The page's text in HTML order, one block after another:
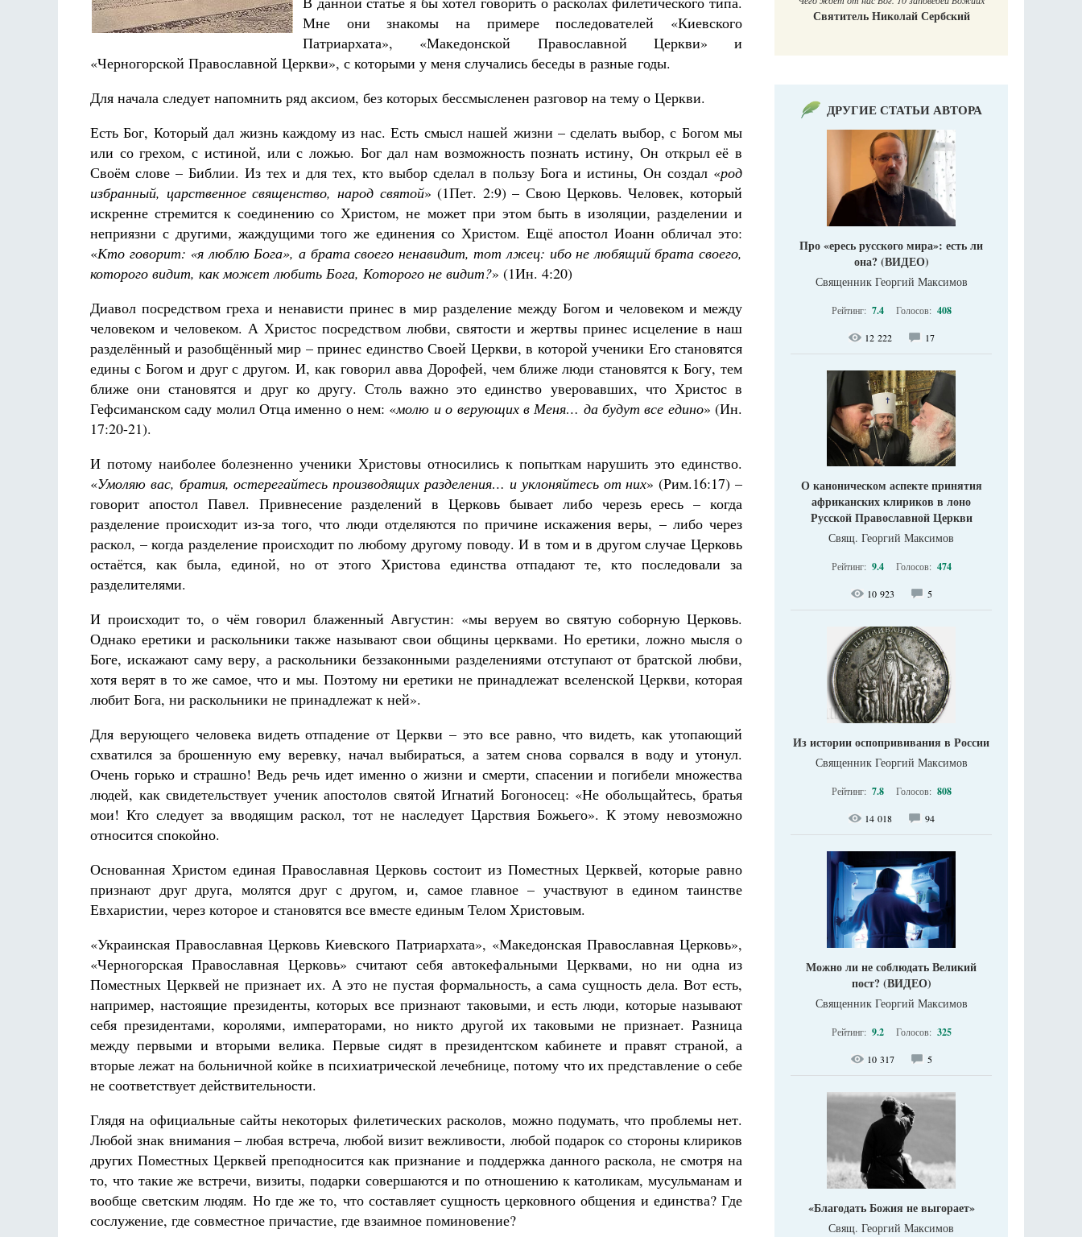
Мне они знакомы на примере последователей «Киевского
Патриархата», «Македонской Православной Церкви» и
«Черногорской Православной Церкви», с которыми у меня случались беседы в разные годы.
Для начала следует напомнить ряд аксиом, без которых бессмысленен разговор на тему о Церкви.
Есть Бог, Который дал жизнь каждому из нас. Есть смысл нашей жизни – сделать выбор, с Богом мы
или со грехом, с истиной, или с ложью. Бог дал нам возможность познать истину, Он открыл её в
Своём слове – Библии. Из тех и для тех, кто выбор сделал в пользу Бога и истины, Он создал «род
избранный, царственное священство, народ святой» (1Пет. 2:9) – Свою Церковь. Человек, который
искренне стремится к соединению со Христом, не может при этом быть в изоляции, разделении и
неприязни с другими, жаждущими того же единения со Христом. Ещё апостол Иоанн обличал это:
«Кто говорит: «я люблю Бога», а брата своего ненавидит, тот лжец: ибо не любящий брата своего,
которого видит, как может любить Бога, Которого не видит?» (1Ин. 4:20)
Диавол посредством греха и ненависти принес в мир разделение между Богом и человеком и между
человеком и человеком. А Христос посредством любви, святости и жертвы принес исцеление в наш
разделённый и разобщённый мир – принес единство Своей Церкви, в которой ученики Его становятся
едины с Богом и друг с другом. И, как говорил авва Дорофей, чем ближе люди становятся к Богу, тем
ближе они становятся и друг ко другу. Столь важно это единство уверовавших, что Христос в
Гефсиманском саду молил Отца именно о нем: «молю и о верующих в Меня… да будут все едино» (Ин.
17:20-21).
И потому наиболее болезненно ученики Христовы относились к попыткам нарушить это единство.
«Умоляю вас, братия, остерегайтесь производящих разделения… и уклоняйтесь от них» (Рим.16:17) –
говорит апостол Павел. Привнесение разделений в Церковь бывает либо черезь ересь – когда
разделение происходит из-за того, что люди отделяются по причине искажения веры, – либо через
раскол, – когда разделение происходит по любому другому поводу. И в том и в другом случае Церковь
остаётся, как была, единой, но от этого Христова единства отпадают те, кто последовали за
разделителями.
И происходит то, о чём говорил блаженный Августин: «мы веруем во святую соборную Церковь.
Однако еретики и раскольники также называют свои общины церквами. Но еретики, ложно мысля о
Боге, искажают саму веру, а раскольники беззаконными разделениями отступают от братской любви,
хотя верят в то же самое, что и мы. Поэтому ни еретики не принадлежат вселенской Церкви, которая
любит Бога, ни раскольники не принадлежат к ней».
Для верующего человека видеть отпадение от Церкви – это все равно, что видеть, как утопающий
схватился за брошенную ему веревку, начал выбираться, а затем снова сорвался в воду и утонул.
Очень горько и страшно! Ведь речь идет именно о жизни и смерти, спасении и погибели множества
людей, как свидетельствует ученик апостолов святой Игнатий Богоносец: «Не обольщайтесь, братья
мои! Кто следует за вводящим раскол, тот не наследует Царствия Божьего». К этому невозможно
относится спокойно.
Основанная Христом единая Православная Церковь состоит из Поместных Церквей, которые равно
признают друг друга, молятся друг с другом, и, самое главное – участвуют в едином таинстве
Евхаристии, через которое и становятся все вместе единым Телом Христовым.
«Украинская Православная Церковь Киевского Патриархата», «Македонская Православная Церковь»,
«Черногорская Православная Церковь» считают себя автокефальными Церквами, но ни одна из
Поместных Церквей не признает их. А это не пустая формальность, а сама сущность дела. Вот есть,
например, настоящие президенты, которых все признают таковыми, и есть люди, которые называют
себя президентами, королями, императорами, но никто другой их таковыми не признает. Разница
между первыми и вторыми велика. Первые сидят в президентском кабинете и правят страной, а
вторые лежат на больничной койке в психиатрической лечебнице, потому что их представление о себе
не соответствует действительности.
Глядя на официальные сайты некоторых филетических расколов, можно подумать, что проблемы нет.
Любой знак внимания – любая встреча, любой визит вежливости, любой подарок со стороны клириков
других Поместных Церквей преподносится как признание и поддержка данного раскола, не смотря на
то, что такие же встречи, визиты, подарки совершаются и по отношению к католикам, мусульманам и
вообще светским людям. Но где же то, что составляет сущность церковного общения и единства? Где
сослужение, где совместное причастие, где взаимное поминовение?
Святитель Николай Сербский
ДРУГИЕ СТАТЬИ АВТОРА
Про «ересь русского мира»: есть ли
она? (ВИДЕО)
Священник Георгий Максимов
Рейтинг: 7.4 Голосов: 408
12 222 17
О каноническом аспекте принятия
африканских клириков в лоно
Русской Православной Церкви
Свящ. Георгий Максимов
Рейтинг: 9.4 Голосов: 474
10 923 5
Из истории оспопрививания в России
Священник Георгий Максимов
Рейтинг: 7.8 Голосов: 808
14 018 94
Можно ли не соблюдать Великий
пост? (ВИДЕО)
Священник Георгий Максимов
Рейтинг: 9.2 Голосов: 325
10 317 5
«Благодать Божия не выгорает»
Свящ. Георгий Максимов